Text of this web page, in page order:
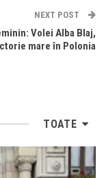
NEXT POST
Volei Alba Blaj,
mare în Polonia
TOATE